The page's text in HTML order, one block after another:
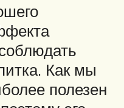
Как мы
полезен